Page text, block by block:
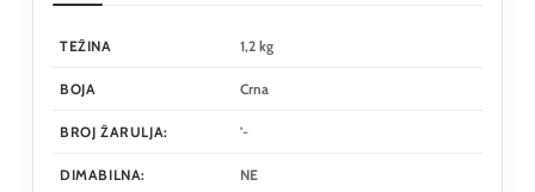
TEŽINA 1,2 kg
BOJA Crna
BROJ ŽARULJA: '-
DIMABILNA: NE